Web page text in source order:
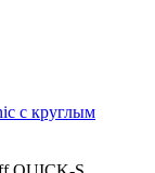
с круглым